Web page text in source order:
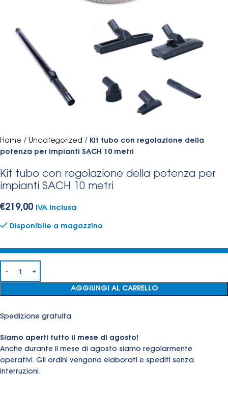
Home / Uncategorized / Kit tubo con regolazione della
potenza per impianti SACH 10 metri
Kit tubo con regolazione della potenza per
impianti SACH 10 metri
€219,00 IVA Inclusa
Disponibile a magazzino
AGGIUNGI AL CARRELLO
Spedizione gratuita
Siamo aperti tutto il mese di agosto!
Anche durante il mese di agosto siamo regolarmente
operativi. Gli ordini vengono elaborati e spediti senza
interruzioni.